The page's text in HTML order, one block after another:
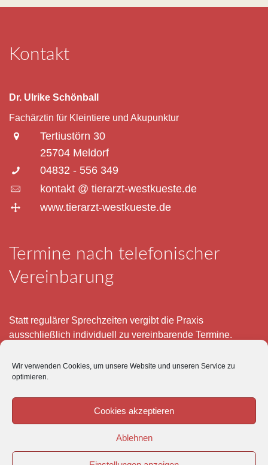
Wir verwenden Cookies, um unsere Website und unseren Service zu
optimieren.
Cookies akzeptieren
Ablehnen
Kontakt
Dr. Ulrike Schönball
Fachärztin für Kleintiere und Akupunktur
Tertiustörn 30
25704 Meldorf
04832 - 556 349
kontakt @ tierarzt-westkueste.de
www.tierarzt-westkueste.de
Termine nach telefonischer
Vereinbarung
Statt regulärer Sprechzeiten vergibt die Praxis
ausschließlich individuell zu vereinbarende Termine.
– 12 und 15 – 18 Uhr.
Im Übrigen ist der Tierärztliche Notdienst unter Tel: 0180-